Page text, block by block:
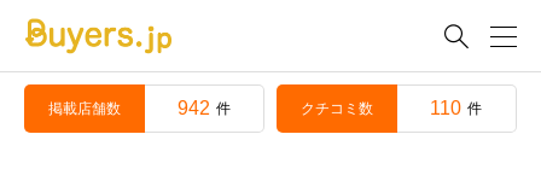

掲載店舗数 942 件 クチコミ数 110 件